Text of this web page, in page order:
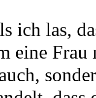
ich las,
eine